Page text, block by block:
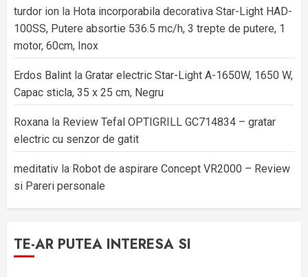
turdor ion la Hota incorporabila decorativa Star-Light HAD-
100SS, Putere absortie 536.5 mc/h, 3 trepte de putere, 1
motor, 60cm, Inox
Erdos Balint la Gratar electric Star-Light A-1650W, 1650 W,
Capac sticla, 35 x 25 cm, Negru
Roxana la Review Tefal OPTIGRILL GC714834 – gratar
electric cu senzor de gatit
meditativ la Robot de aspirare Concept VR2000 – Review
si Pareri personale
TE-AR PUTEA INTERESA SI